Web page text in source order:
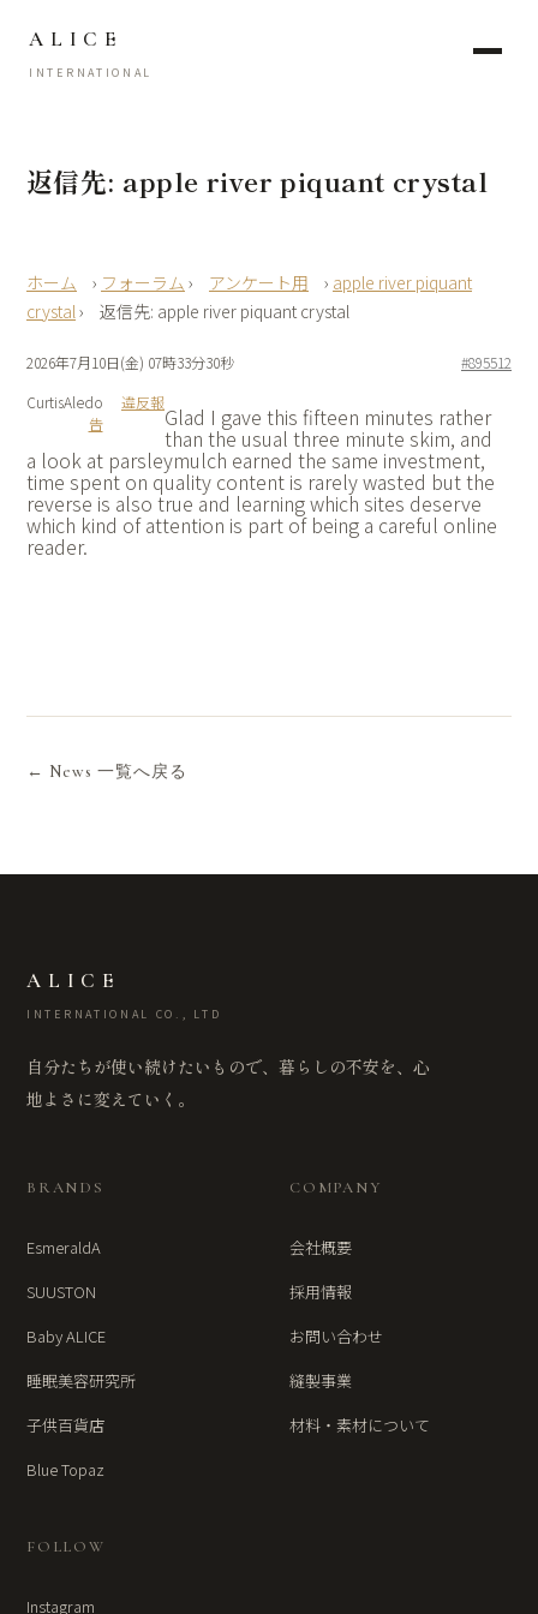
ALICE
INTERNATIONAL
返信先: apple river piquant crystal
› フォーラム › アンケート用 › apple river piquant
crystal› 返信先: apple river piquant crystal
2026年7月10日(金) 07時33分30秒
#895512
CurtisAledo
違反報
告
Glad I gave this fifteen minutes rather
than the usual three minute skim, and
a look at parsleymulch earned the same investment,
time spent on quality content is rarely wasted but the
reverse is also true and learning which sites deserve
which kind of attention is part of being a careful online
reader.
← News 一覧へ戻る
ALICE
INTERNATIONAL CO., LTD
自分たちが使い続けたいもので、暮らしの不安を、心
地よさに変えていく。
BRANDS
EsmeraldA
SUUSTON
Baby ALICE
睡眠美容研究所
子供百貨店
Blue Topaz
COMPANY
会社概要
採用情報
お問い合わせ
縫製事業
材料・素材について
FOLLOW
Instagram